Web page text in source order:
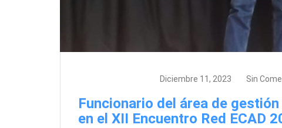
Diciembre 11, 2023 Sin
Funcionario del área de
en el XII Encuentro Red ECAD